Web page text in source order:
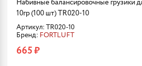
Набивные балансировочные грузики
10гр (100 шт) TR020-10
Артикул: TR020-10
Бренд: FORTLUFT
665 ₽